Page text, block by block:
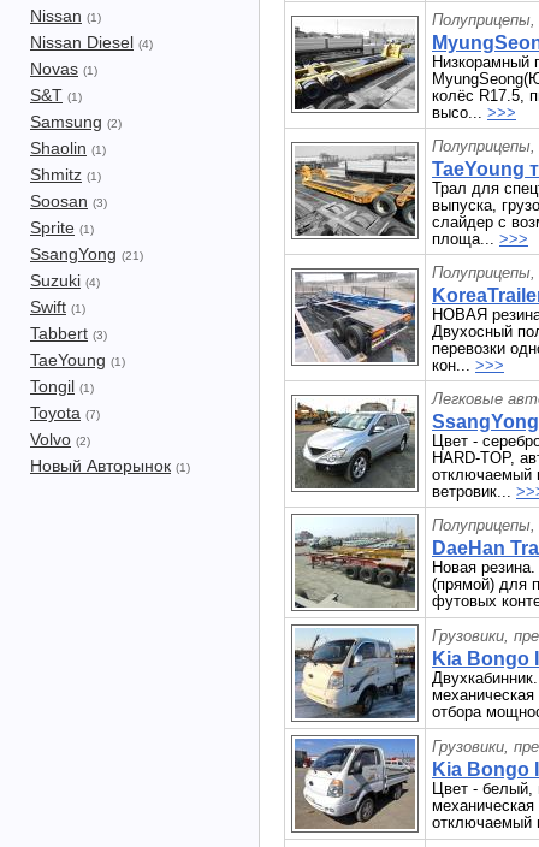
Nissan (1)
Nissan Diesel (4)
Novas (1)
S&T (1)
Samsung (2)
Shaolin (1)
Shmitz (1)
Soosan (3)
Sprite (1)
SsangYong (21)
Suzuki (4)
Swift (1)
Tabbert (3)
TaeYoung (1)
Tongil (1)
Toyota (7)
Volvo (2)
Новый Авторынок (1)
Низкорамный
колёс R17.5,
высо... >>>
TaeYoung
Трал для
выпуска,
слайдер с
площа... >>>
НОВАЯ
Двухосный
перевозки
кон... >>>
Легковые
Цвет -
HARD-TOP,
отключаемый
ветровик...
DaeHan
Новая
(прямой) для
футовых
Грузовики,
Kia Bongo
отбора
Грузовики,
Kia Bongo
Цвет - белый,
отключаемый